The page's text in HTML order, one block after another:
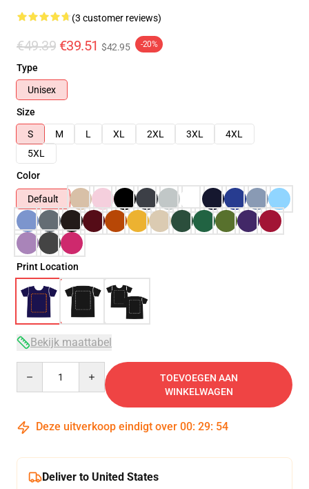
(3 customer reviews)
€49.39 €39.51 $42.95 -20%
Type
Unisex
Size
S
M L XL 2XL 3XL
4XL
5XL
Color
Default
Print Location
Bekijk maattabel
TOEVOEGEN AAN
WINKELWAGEN
Deze uitverkoop eindigt over 00: 29: 53
Deliver to United States